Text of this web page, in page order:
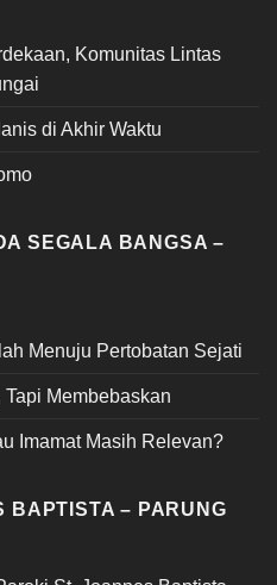
Komunitas Lintas
di Akhir Waktu
SEGALA BANGSA –
Menuju Pertobatan Sejati
Tapi Membebaskan
Imamat Masih Relevan?
BAPTISTA – PARUNG